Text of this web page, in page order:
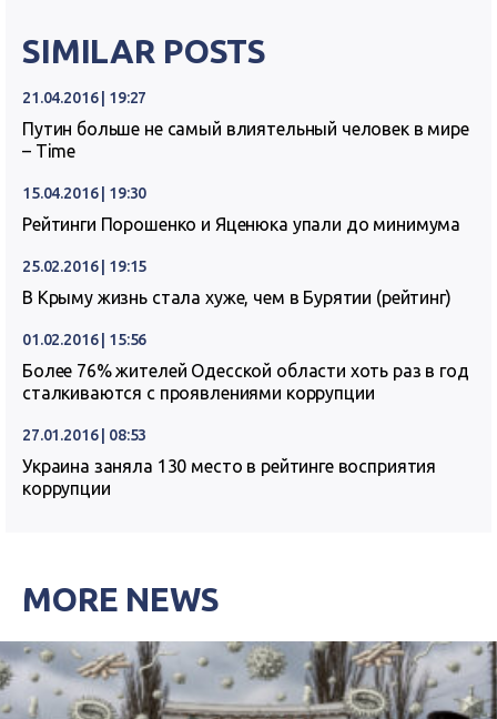
SIMILAR POSTS
21.04.2016 | 19:27
Путин больше не самый влиятельный человек в мире
– Time
15.04.2016 | 19:30
Рейтинги Порошенко и Яценюка упали до минимума
25.02.2016 | 19:15
В Крыму жизнь стала хуже, чем в Бурятии (рейтинг)
01.02.2016 | 15:56
Более 76% жителей Одесской области хоть раз в год
сталкиваются с проявлениями коррупции
27.01.2016 | 08:53
Украина заняла 130 место в рейтинге восприятия
коррупции
MORE NEWS